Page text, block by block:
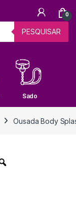
0
PESQUISAR
Sado
Ousada Body